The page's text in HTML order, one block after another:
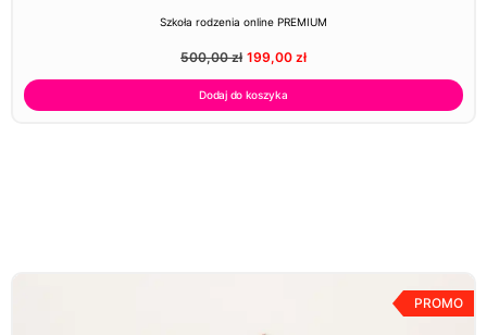
Szkoła rodzenia online PREMIUM
500,00zł 199,00 zł
Dodaj do koszyka
PROMO